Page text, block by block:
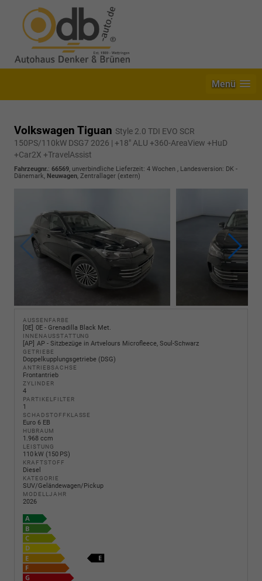
Menü
Volkswagen Tiguan Style 2.0 TDI EVO SCR
150PS/110kW DSG7 2026 | +18" ALU +360-AreaView +HuD
+Car2X +TravelAssist
Fahrzeugnr.: 66569, unverbindliche Lieferzeit: 4 Wochen , Landesversion: DK -
Dänemark, Neuwagen, Zentrallager (extern)
AUSSENFARBE
0E 0E - Grenadilla Black Met.
INNENAUSSTATTUNG
AP AP - Sitzbezüge in Artvelours Microfleece, Soul-Schwarz
GETRIEBE
Doppelkupplungsgetriebe (DSG)
ANTRIEBSACHSE
Frontantrieb
ZYLINDER
4
PARTIKELFILTER
1
SCHADSTOFFKLASSE
Euro 6 EB
HUBRAUM
1.968 ccm
LEISTUNG
110 kW (150 PS)
KRAFTSTOFF
Diesel
KATEGORIE
SUV/Geländewagen/Pickup
MODELLJAHR
2026